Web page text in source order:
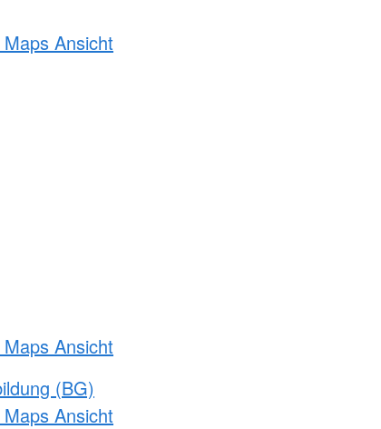
Ansicht
Ansicht
(BG)
Ansicht